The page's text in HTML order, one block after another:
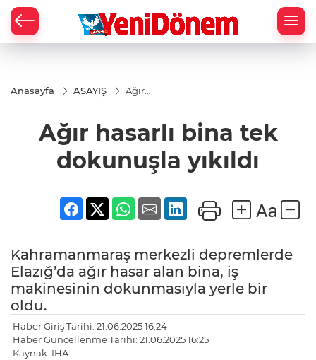
Anasayfa ASAYİŞ
Ağır
dokunuşla
yıkıldı
Ağır hasarlı bina tek
dokunuşla yıkıldı
Kahramanmaraş merkezli depremlerde
Elazığ’da ağır hasar alan bina, iş
makinesinin dokunmasıyla yerle bir
oldu.
Haber Giriş Tarihi: 21.06.2025 16:24
Haber Güncellenme Tarihi: 21.06.2025 16:25
Kaynak: İHA